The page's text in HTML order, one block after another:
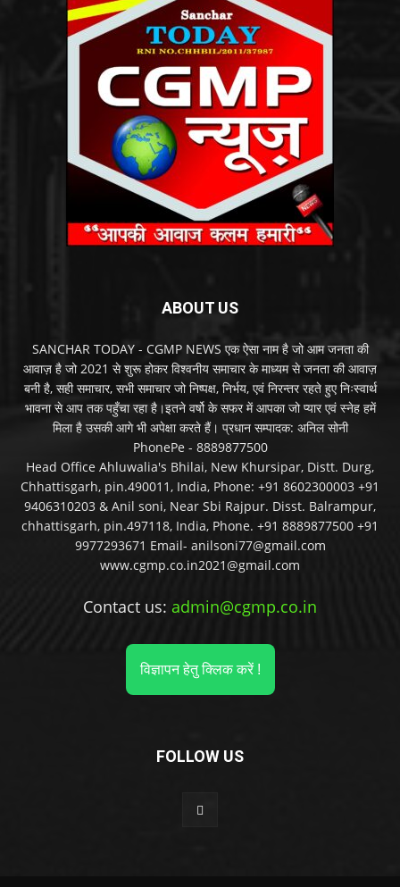
ABOUT US
SANCHAR TODAY - CGMP NEWS एक ऐसा नाम है जो आम जनता की
आवाज़ है जो 2021 से शुरू होकर विश्वनीय समाचार के माध्यम से जनता की आवाज़
बनी है, सही समाचार, सभी समाचार जो निष्पक्ष, निर्भय, एवं निरन्तर रहते हुए निःस्वार्थ
भावना से आप तक पहुँचा रहा है।इतने वर्षो के सफर में आपका जो प्यार एवं स्नेह हमें
मिला है उसकी आगे भी अपेक्षा करते हैं। प्रधान सम्पादक: अनिल सोनी
PhonePe - 8889877500
Head Office Ahluwalia's Bhilai, New Khursipar, Distt. Durg,
Chhattisgarh, pin.490011, India, Phone: +91 8602300003 +91
9406310203 & Anil soni, Near Sbi Rajpur. Disst. Balrampur,
chhattisgarh, pin.497118, India, Phone. +91 8889877500 +91
9977293671 Email- anilsoni77@gmail.com
www.cgmp.co.in2021@gmail.com
Contact us: admin@cgmp.co.in
विज्ञापन हेतु क्लिक करें !
FOLLOW US